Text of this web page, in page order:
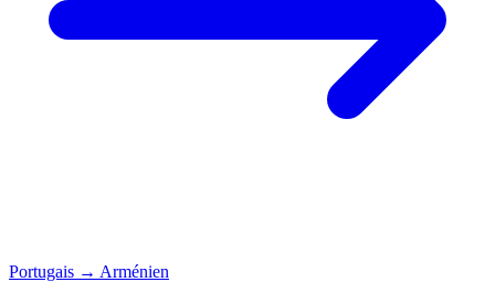
Portugais → Arménien